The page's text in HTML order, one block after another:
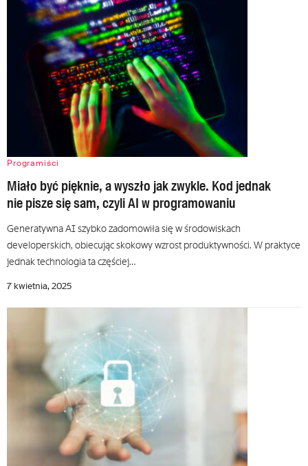
Programiści
Miało być pięknie, a wyszło jak zwykle. Kod jednak
nie pisze się sam, czyli AI w programowaniu
Generatywna AI szybko zadomowiła się w środowiskach
developerskich, obiecując skokowy wzrost produktywności. W praktyce
jednak technologia ta częściej…
7 kwietnia, 2025